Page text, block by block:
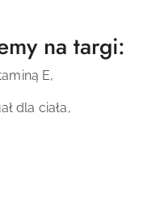
na targi:
E,
dla ciała,